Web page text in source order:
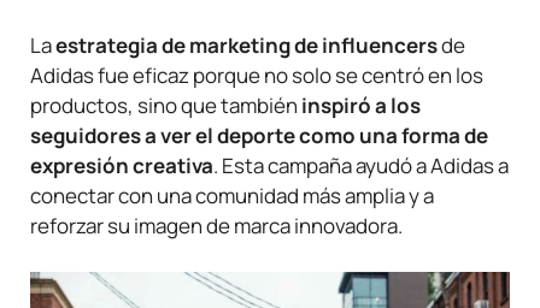
Laestrategia de marketing de influencersde
Adidas fue eficaz porque no solo se centró en los
productos, sino que también inspiró a los
seguidores a ver el deporte como una forma de
expresión creativa. Esta campaña ayudó a Adidas a
conectar con una comunidad más amplia y a
reforzar su imagen de marca innovadora.